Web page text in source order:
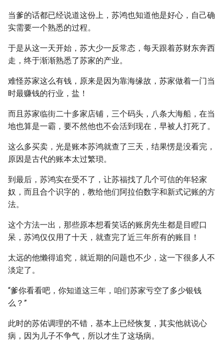
当爹的话都已经说道这份上，苏鸿也知道他是好心，自己确
实需要一个熟悉的过程。
于是从这一天开始，苏大少一反常态，每天跟着苏财东奔西
走，终于渐渐熟悉了苏家的产业。
难怪苏家这么有钱，原来是因为靠海缘故，苏家做着一门当
时最赚钱的行业，盐！
而且苏家临街二十多家店铺，三个码头，八条大海船，在当
地也算是一霸，要不然他也不会活到现在，早被人打死了。
这么多买卖，光是账本苏鸿就查了三天，结果愣是没看完，
原因是古代的账本太过繁琐。
到最后，苏鸿实在受不了，让苏福找了几个可信的年轻家
奴，而且合个识字的，教给他们阿拉伯数字和新式记账的方
法。
这个方法一出，那些原本想看笑话的账房先生都是目瞪口
呆，苏鸿仅仅用了十天，就查完了近三年所有的账目！
太远的他懒得追究，就近期的问题也不少，这一下很多人不
淡定了。
“爹你看看吧，你知道这三年，咱们苏家亏空了多少银钱
么？”
此时的苏佑调理的不错，基本上已经恢复，其实他就说心
病，因为儿子不争气，所以才生了这场病。